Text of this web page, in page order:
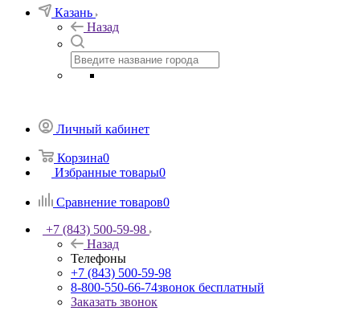
Казань
Назад
Личный кабинет
Корзина0
Избранные товары0
Сравнение товаров0
+7 (843) 500-59-98
Назад
Телефоны
+7 (843) 500-59-98
8-800-550-66-74звонок бесплатный
Заказать звонок